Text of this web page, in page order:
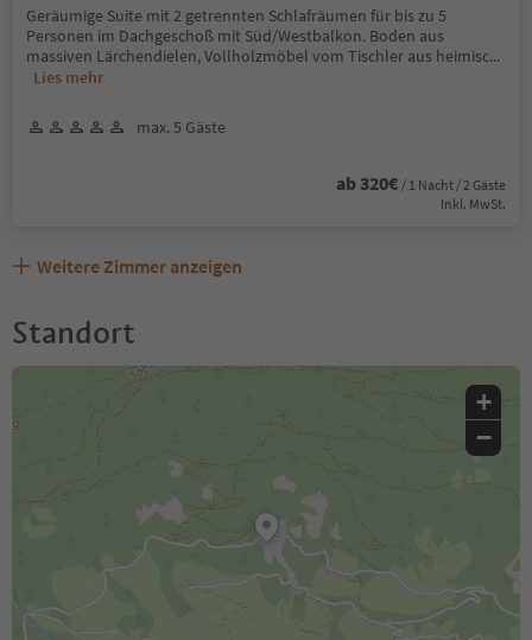
Geräumige Suite mit 2 getrennten Schlafräumen für bis zu 5
Personen im Dachgeschoß mit Süd/Westbalkon. Boden aus
massiven Lärchendielen, Vollholzmöbel vom Tischler aus heimisc...
Lies mehr
max. 5 Gäste
ab 320€ / 1 Nacht / 2 Gäste
Inkl. MwSt.
Weitere Zimmer anzeigen
Standort
+
−